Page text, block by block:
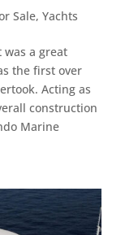
Sale, Yachts
was a great
the first over
Acting as
construction
Marine